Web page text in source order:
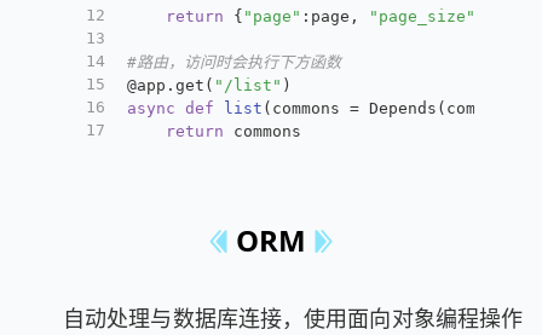
12
13
14
15
16
17
return { "page" :page, "page_size"
#路由，访问时会执行下方函数
@app.get( "/list" )
async
def list ( commons = Depends( common
return commons
ORM
自动处理与数据库连接，使用面向对象编程操作